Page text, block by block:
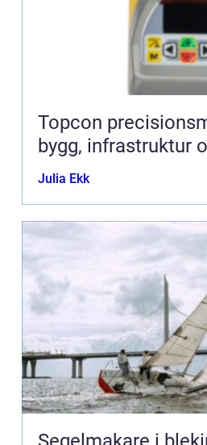
Topcon precisionsmätning för
bygg, infrastruktur
Julia Ekk